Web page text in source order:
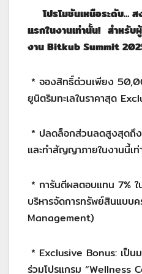
โปรโมชันเหนือระดับ… ส
แรกในงานเท่านั้น! สำหรับ
งาน Bitkub Summit
* จองสิทธิ์ด่วนเพียง
ยูนิตริมทะเลในราคาสุด
* ปลดล็อกส่วนลดสูงสุดถึ
และทำสัญญาภายในงานนี้เท่
* การันตีผลตอบแทน 7%
บริหารจัดการทรัพย์สินแบบ
Management)
* Exclusive Bonus: เป็น
ร่วมโปรแกรม “Wellness